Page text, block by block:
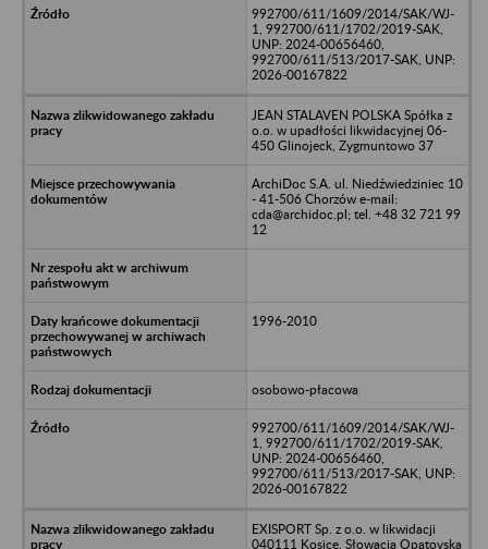
992700/611/1609/2014/SAK/WJ-
1, 992700/611/1702/2019-SAK,
UNP: 2024-00656460,
992700/611/513/2017-SAK, UNP:
2026-00167822
JEAN STALAVEN POLSKA Spółka z
o.o. w upadłości likwidacyjnej 06-
450 Glinojeck, Zygmuntowo 37
ArchiDoc S.A. ul. Niedźwiedziniec 10
- 41-506 Chorzów e-mail:
cda@archidoc.pl; tel. +48 32 721 99
12
1996-2010
osobowo-płacowa
992700/611/1609/2014/SAK/WJ-
1, 992700/611/1702/2019-SAK,
UNP: 2024-00656460,
992700/611/513/2017-SAK, UNP:
2026-00167822
EXISPORT Sp. z o.o. w likwidacji
040111 Kosice, Słowacja Opatovska